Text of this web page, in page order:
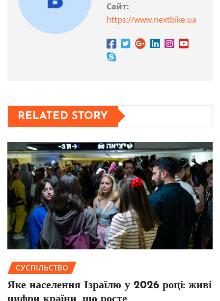
Сайт:
https://www.nextbike.ua
RELATED STORY
СУСПІЛЬСТВО
Яке населення Ізраїлю у 2026 році: живі